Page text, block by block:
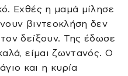
Εχθές η μαμά μίλησε
βιντεοκλήση δεν
δείξουν. Της έδωσε
είμαι ζωντανός. Ο
και η κυρία